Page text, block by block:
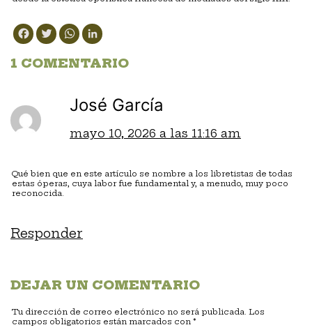
Facebook
TwitterWhatsApp
1 COMENTARIO
José García
mayo 10, 2026 a las 11:16 am
Qué bien que en este artículo se nombre a los libretistas de todas
estas óperas, cuya labor fue fundamental y, a menudo, muy poco
reconocida.
Responder
DEJAR UN COMENTARIO
Tu dirección de correo electrónico no será publicada. Los
campos obligatorios están marcados con *